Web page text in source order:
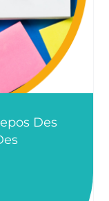
Des